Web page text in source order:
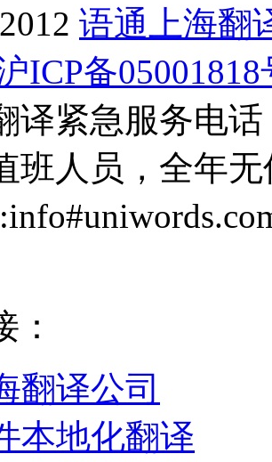
语通上海翻
ICP备05001818
译紧急服务电
班人员，全年无
翻译公司
本地化翻译